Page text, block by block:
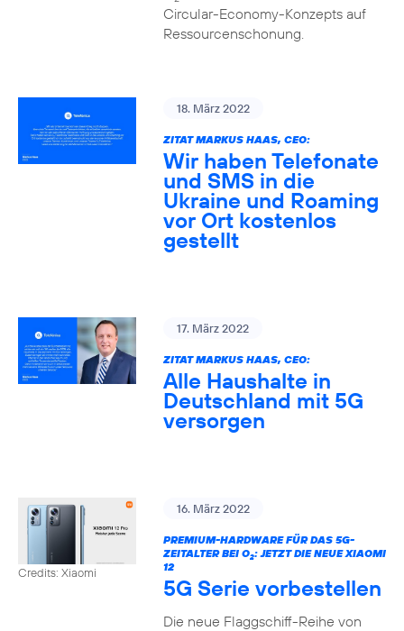
Circular-Economy-Konzepts auf
Ressourcenschonung.
18. März 2022
ZITAT MARKUS HAAS, CEO:
Wir haben Telefonate
und SMS in die
Ukraine und Roaming
vor Ort kostenlos
gestellt
17. März 2022
ZITAT MARKUS HAAS, CEO:
Alle Haushalte in
Deutschland mit 5G
versorgen
Credits: Xiaomi
16. März 2022
PREMIUM-HARDWARE FÜR DAS 5G-
ZEITALTER BEI O2: JETZT DIE NEUE XIAOMI
12
5G Serie vorbestellen
Die neue Flaggschiff-Reihe von